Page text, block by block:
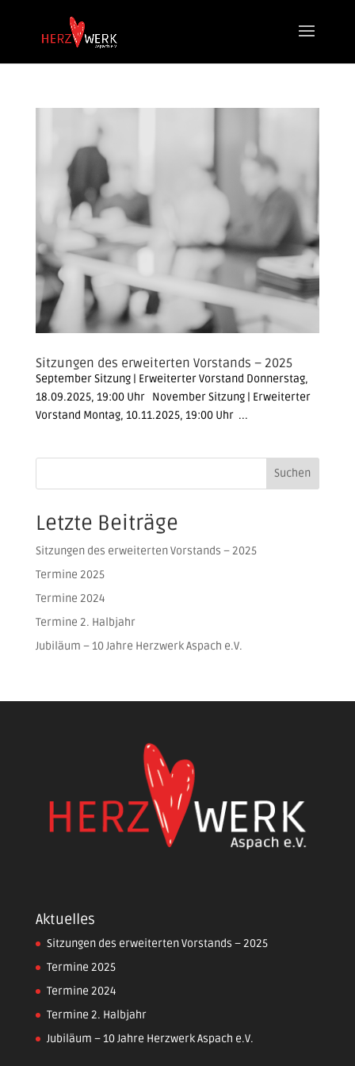
Sitzungen des erweiterten Vorstands – 2025
September Sitzung | Erweiterter Vorstand Donnerstag,
18.09.2025, 19:00 Uhr November Sitzung | Erweiterter
Vorstand Montag, 10.11.2025, 19:00 Uhr ...
Suchen
Letzte Beiträge
Sitzungen des erweiterten Vorstands – 2025
Termine 2025
Termine 2024
Termine 2. Halbjahr
Jubiläum – 10 Jahre Herzwerk Aspach e.V.
Aktuelles
Sitzungen des erweiterten Vorstands – 2025
Termine 2025
Termine 2024
Termine 2. Halbjahr
Jubiläum – 10 Jahre Herzwerk Aspach e.V.